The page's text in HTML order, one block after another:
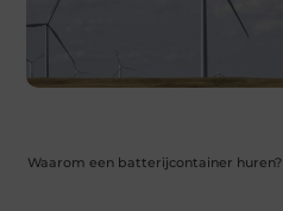
Waarom een batterijcontainer huren?